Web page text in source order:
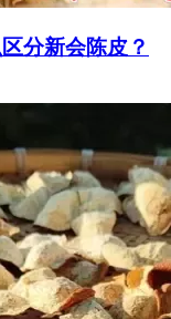
分新会陈皮？